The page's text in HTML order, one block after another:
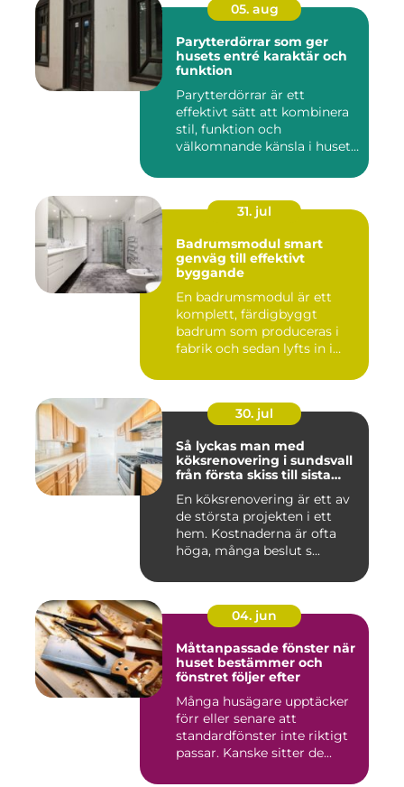
05. aug
Parytterdörrar som ger
husets entré karaktär och
funktion
Parytterdörrar är ett
effektivt sätt att kombinera
stil, funktion och
välkomnande känsla i husets
31. jul
Badrumsmodul smart
genväg till effektivt
byggande
En badrumsmodul är ett
komplett, färdigbyggt
badrum som produceras i
fabrik och sedan lyfts in i
30. jul
Så lyckas man med
köksrenovering i sundsvall
från första skiss till sista
En köksrenovering är ett av
de största projekten i ett
hem. Kostnaderna är ofta
höga, många beslut s...
04. jun
Måttanpassade fönster när
huset bestämmer och
fönstret följer efter
Många husägare upptäcker
förr eller senare att
standardfönster inte riktigt
passar. Kanske sitter de...